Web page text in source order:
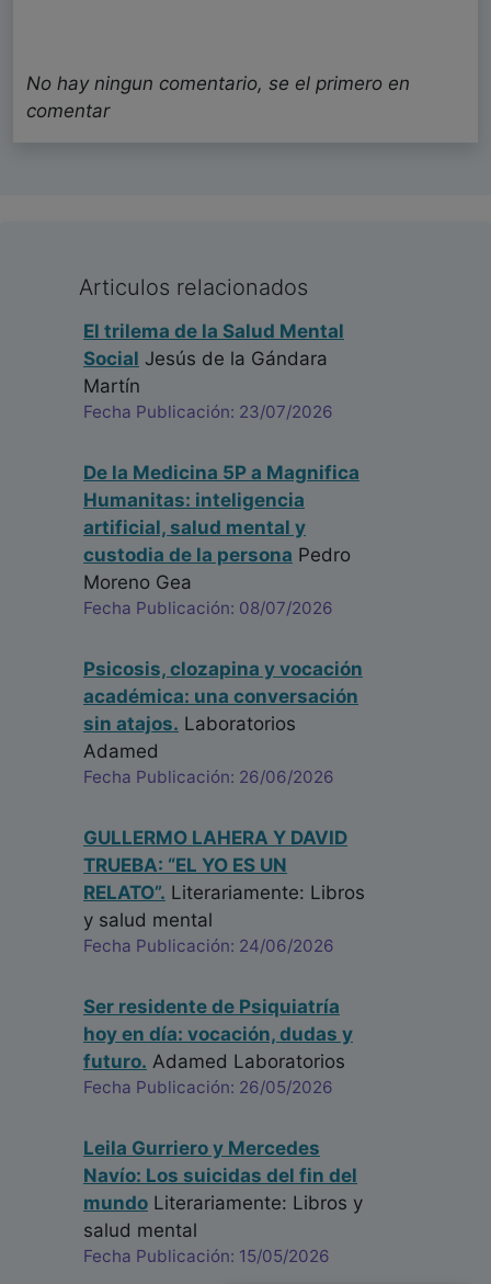
No hay ningun comentario, se el primero en
comentar
Articulos relacionados
El trilema de la Salud Mental
Social Jesús de la Gándara
Martín
Fecha Publicación: 23/07/2026
De la Medicina 5P a Magnifica
Humanitas: inteligencia
artificial, salud mental y
custodia de la persona Pedro
Moreno Gea
Fecha Publicación: 08/07/2026
Psicosis, clozapina y vocación
académica: una conversación
sin atajos. Laboratorios
Adamed
Fecha Publicación: 26/06/2026
GULLERMO LAHERA Y DAVID
TRUEBA: “EL YO ES UN
RELATO”. Literariamente: Libros
y salud mental
Fecha Publicación: 24/06/2026
Ser residente de Psiquiatría
hoy en día: vocación, dudas y
futuro. Adamed Laboratorios
Fecha Publicación: 26/05/2026
Leila Gurriero y Mercedes
Navío: Los suicidas del fin del
mundo Literariamente: Libros y
salud mental
Fecha Publicación: 15/05/2026